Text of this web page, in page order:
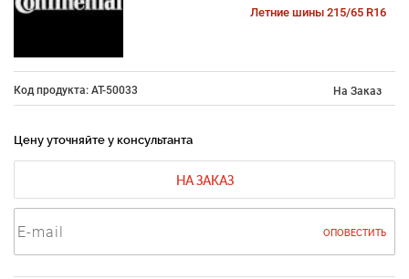
Летние шины 215/65 R16
Код продукта: AT-50033 На Заказ
Цену уточняйте у консультанта
НА ЗАКАЗ
ОПОВЕСТИТЬ